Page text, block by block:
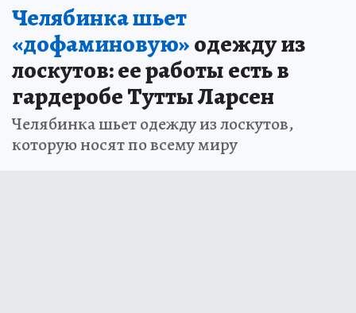
Челябинка шьет
«дофаминовую»одежду из
лоскутов: ее работы есть в
гардеробе Тутты Ларсен
Челябинка шьет одежду из лоскутов,
которую носят по всему миру